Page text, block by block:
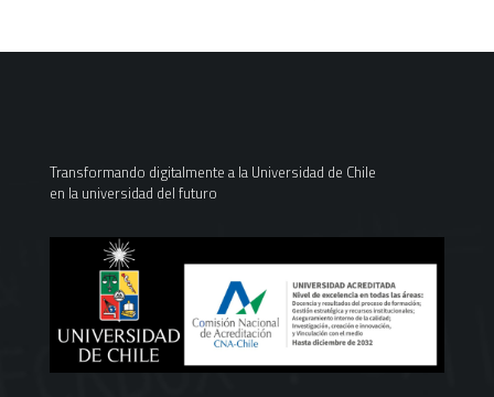
Transformando digitalmente a la Universidad de Chile
en la universidad del futuro